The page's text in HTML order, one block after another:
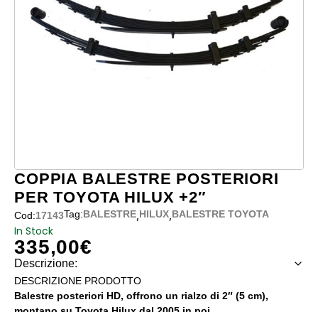
COPPIA BALESTRE POSTERIORI
PER TOYOTA HILUX +2″
Cod:17143Tag:BALESTRE,HILUX,BALESTRE TOYOTA
In Stock
335,00€
Descrizione:
DESCRIZIONE PRODOTTO
Balestre posteriori HD, offrono un rialzo di 2″ (5 cm),